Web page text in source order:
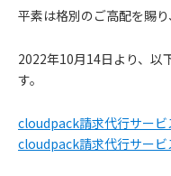
平素は格別のご高配を賜り
2022年10月14日より、以
す。
cloudpack請求代行サービ
cloudpack請求代行サービ